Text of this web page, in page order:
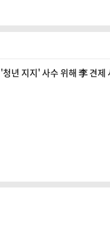
년 지지' 사수 위해 李 견제